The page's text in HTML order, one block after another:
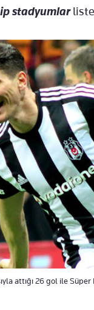
stadyumlar
attığı 26 gol ile